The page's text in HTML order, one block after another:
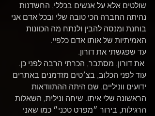
שולטים אלא על אנשים בכללי, החשדנות
נהיתה החברה הכי טובה שלי ובכל אדם אני
בוחנת ומנסה להבין ולנתח מה הכוונות
האמיתיות של אותו אדם כלפיי.
עד שפגשתי את דורון.
את דורון, מסתבר, הכרתי הרבה לפני כן.
עוד לפני הכלוב, בצ׳טים מזדמנים באתרים
ידועים ווניליים. שם היתה ההתוודאות
הראשונה שלי איתו. שיחה ונילית, השאלות
הרגילות, בירור ״מפרט טכני״ כמו שאני